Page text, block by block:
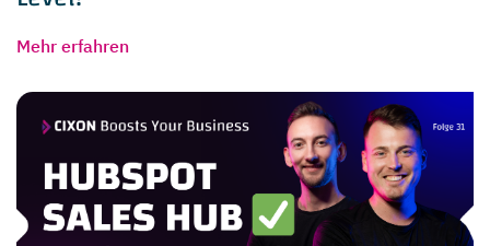
Mehr erfahren